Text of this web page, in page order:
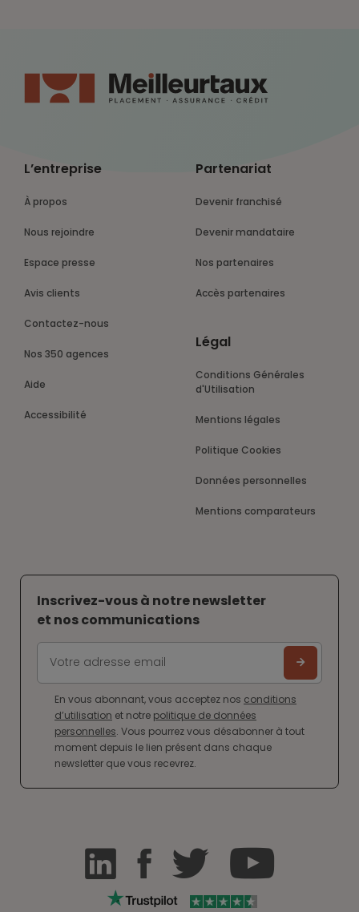
L’entreprise
À propos
Nous rejoindre
Espace presse
Avis clients
Contactez-nous
Nos 350 agences
Aide
Accessibilité
Partenariat
Devenir franchisé
Devenir mandataire
Nos partenaires
Accès partenaires
Légal
Conditions Générales
d'Utilisation
Mentions légales
Politique Cookies
Données personnelles
Mentions comparateurs
Inscrivez-vous à notre newsletter
et nos communications
En vous abonnant, vous acceptez nos conditions
d’utilisation et notre politique de données
personnelles. Vous pourrez vous désabonner à tout
moment depuis le lien présent dans chaque
newsletter que vous recevrez.